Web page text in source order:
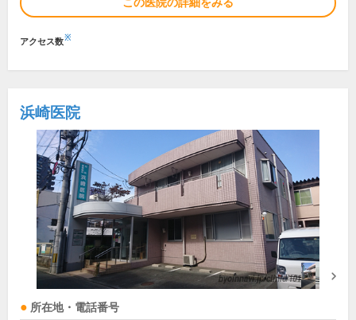
アクセス数※
浜崎医院
所在地・電話番号